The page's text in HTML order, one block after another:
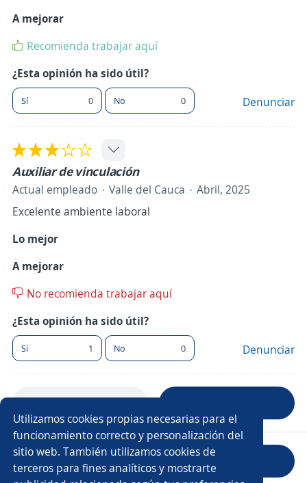
Utilizamos cookies propias necesarias para el
funcionamiento correcto y personalización del
sitio web. También utilizamos cookies de
terceros para fines analíticos y mostrarte
A mejorar
Recomienda trabajar aquí
¿Esta opinión ha sido útil?
Sí 0 No 0 Denunciar
Auxiliar de vinculación
Actual empleado Valle del Cauca
Abril, 2025
Excelente ambiente laboral
Lo mejor
A mejorar
No recomienda trabajar aquí
¿Esta opinión ha sido útil?
Sí 1 No 0 Denunciar
Evaluar empresa